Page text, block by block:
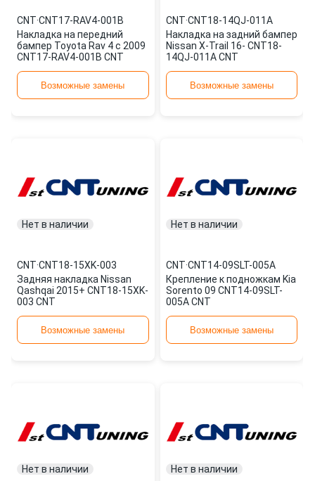
CNT·CNT17-RAV4-001B
Накладка на передний
бампер Toyota Rav 4 с 2009
CNT17-RAV4-001B CNT
Возможные замены
CNT·CNT18-14QJ-011A
Накладка на задний бампер
Nissan X-Trail 16- CNT18-
14QJ-011A CNT
Возможные замены
Нет в наличии
CNT·CNT18-15XK-003
Задняя накладка Nissan
Qashqai 2015+ CNT18-15XK-
003 CNT
Возможные замены
Нет в наличии
CNT·CNT14-09SLT-005A
Крепление к подножкам Kia
Sorento 09 CNT14-09SLT-
005A CNT
Возможные замены
Нет в наличии Нет в наличии